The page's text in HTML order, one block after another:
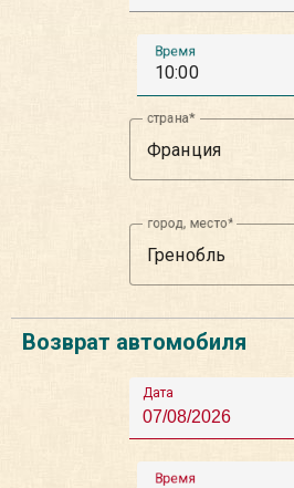
Время
10:00
страна
город, место
Возврат автомобиля
Дата
Время